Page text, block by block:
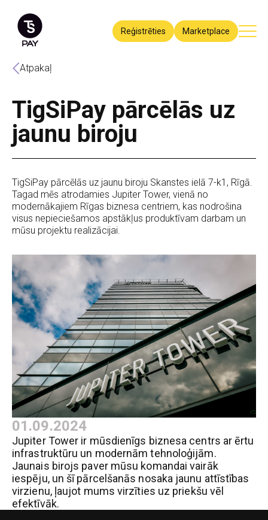
Reģistrēties Marketplace
Atpakaļ
TigSiPay pārcēlās uz
jaunu biroju
TigSiPay pārcēlās uz jaunu biroju Skanstes ielā 7-k1, Rīgā.
Tagad mēs atrodamies Jupiter Tower, vienā no
modernākajiem Rīgas biznesa centriem, kas nodrošina
visus nepieciešamos apstākļus produktīvam darbam un
mūsu projektu realizācijai.
01.09.2024
Jupiter Tower ir mūsdienīgs biznesa centrs ar ērtu
infrastruktūru un modernām tehnoloģijām.
Jaunais birojs paver mūsu komandai vairāk
iespēju, un šī pārcelšanās nosaka jaunu attīstības
virzienu, ļaujot mums virzīties uz priekšu vēl
efektīvāk.